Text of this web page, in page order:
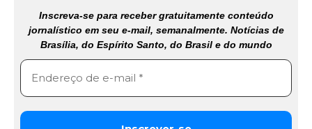
Inscreva-se para receber gratuitamente conteúdo
jornalístico em seu e-mail, semanalmente. Notícias de
Brasília, do Espírito Santo, do Brasil e do mundo